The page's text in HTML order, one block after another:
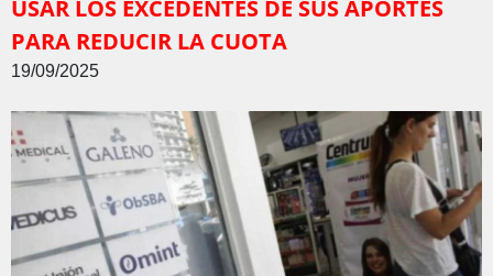
USAR LOS EXCEDENTES DE SUS APORTES
PARA REDUCIR LA CUOTA
19/09/2025